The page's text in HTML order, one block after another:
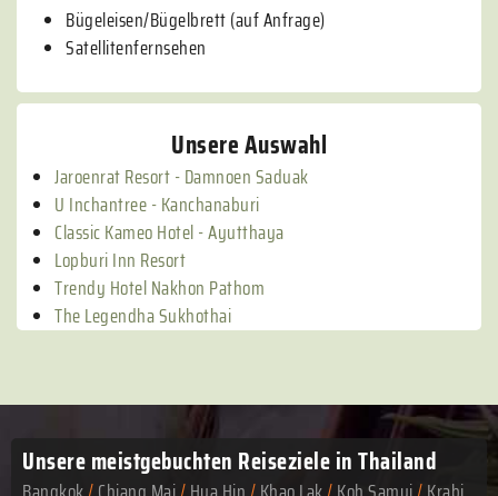
Bügeleisen/Bügelbrett (auf Anfrage)
Satellitenfernsehen
Unsere Auswahl
Jaroenrat Resort - Damnoen Saduak
U Inchantree - Kanchanaburi
Classic Kameo Hotel - Ayutthaya
Lopburi Inn Resort
Trendy Hotel Nakhon Pathom
The Legendha Sukhothai
Unsere meistgebuchten Reiseziele in Thailand